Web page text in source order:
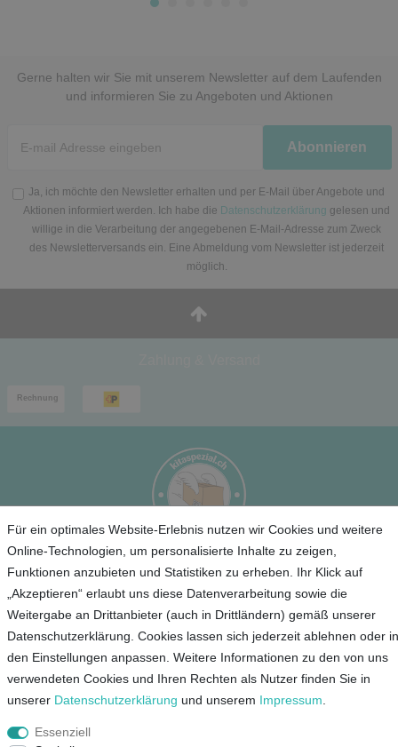
Gerne halten wir Sie mit unserem Newsletter auf dem Laufenden
und informieren Sie zu Angeboten und Aktionen
Honig
Abonnieren
Ja, ich möchte den Newsletter erhalten und per E-Mail über Angebote und
Aktionen informiert werden. Ich habe die Datenschutzerklärung gelesen und
willige in die Verarbeitung der angegebenen E-Mail-Adresse zum Zweck
des Newsletterversands ein. Eine Abmeldung vom Newsletter ist jederzeit
möglich.
Für ein optimales Website-Erlebnis nutzen wir Cookies und weitere
Online-Technologien, um personalisierte Inhalte zu zeigen,
Funktionen anzubieten und Statistiken zu erheben. Ihr Klick auf
„Akzeptieren“ erlaubt uns diese Datenverarbeitung sowie die
Weitergabe an Drittanbieter (auch in Drittländern) gemäß unserer
Datenschutzerklärung. Cookies lassen sich jederzeit ablehnen oder in
den Einstellungen anpassen. Weitere Informationen zu den von uns
verwendeten Cookies und Ihren Rechten als Nutzer finden Sie in
unserer Daten­schutz­erklärung und unserem Impressum
Essenziell
Service
Unternehmen
Kontakt
Impressum